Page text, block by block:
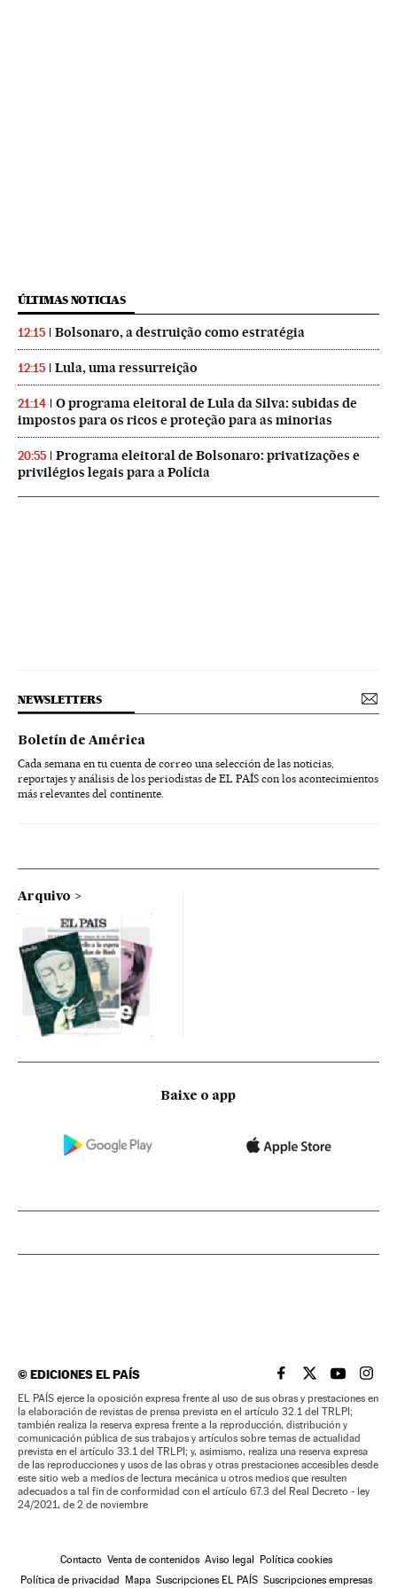
ÚLTIMAS NOTICIAS
12:15 Bolsonaro, a destruição como estratégia
12:15 Lula, uma ressurreição
21:14
O programa eleitoral de Lula da Silva: subidas de
impostos para os ricos e proteção para as minorias
20:55
Programa eleitoral de Bolsonaro: privatizações e
privilégios legais para a Polícia
NEWSLETTERS
Boletín de América
Cada semana en tu cuenta de correo una selección de las noticias,
reportajes y análisis de los periodistas de EL PAÍS con los acontecimientos
más relevantes del continente.
Arquivo
Baixe o app
©EDICIONES EL PAÍS EL PAÍS BRASIL EN
EL PAÍSEL PAÍS
EL
EL PAÍS ejerce la oposición expresa frente al uso de sus obras y prestaciones en
la elaboración de revistas de prensa prevista en el artículo 32.1 del TRLPI;
también realiza la reserva expresa frente a la reproducción, distribución y
comunicación pública de sus trabajos y artículos sobre temas de actualidad
prevista en el artículo 33.1 del TRLPI; y, asimismo, realiza una reserva expresa
de las reproducciones y usos de las obras y otras prestaciones accesibles desde
este sitio web a medios de lectura mecánica u otros medios que resulten
adecuados a tal fin de conformidad con el artículo 67.3 del Real Decreto - ley
24/2021, de 2 de noviembre
Contacto Venta de contenidos Aviso legal Política cookies
Política de privacidad Mapa Suscripciones EL PAÍS Suscripciones empresas